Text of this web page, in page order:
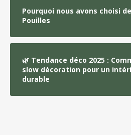
Pourquoi nous avons choisi
Pouilles
🌿 Tendance déco 2025 :
slow décoration pour un
durable